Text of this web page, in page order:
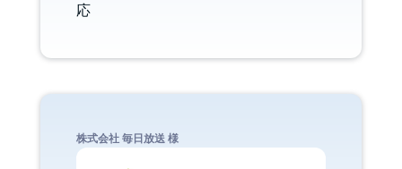
応
株式会社 毎日放送 様